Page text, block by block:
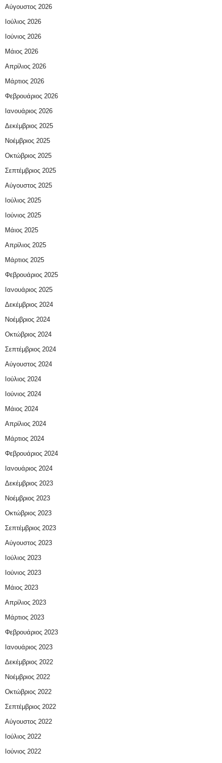
Αύγουστος 2026
Ιούλιος 2026
Ιούνιος 2026
Μάιος 2026
Απρίλιος 2026
Μάρτιος 2026
Φεβρουάριος 2026
Ιανουάριος 2026
Δεκέμβριος 2025
Νοέμβριος 2025
Οκτώβριος 2025
Σεπτέμβριος 2025
Αύγουστος 2025
Ιούλιος 2025
Ιούνιος 2025
Μάιος 2025
Απρίλιος 2025
Μάρτιος 2025
Φεβρουάριος 2025
Ιανουάριος 2025
Δεκέμβριος 2024
Νοέμβριος 2024
Οκτώβριος 2024
Σεπτέμβριος 2024
Αύγουστος 2024
Ιούλιος 2024
Ιούνιος 2024
Μάιος 2024
Απρίλιος 2024
Μάρτιος 2024
Φεβρουάριος 2024
Ιανουάριος 2024
Δεκέμβριος 2023
Νοέμβριος 2023
Οκτώβριος 2023
Σεπτέμβριος 2023
Αύγουστος 2023
Ιούλιος 2023
Ιούνιος 2023
Μάιος 2023
Απρίλιος 2023
Μάρτιος 2023
Φεβρουάριος 2023
Ιανουάριος 2023
Δεκέμβριος 2022
Νοέμβριος 2022
Οκτώβριος 2022
Σεπτέμβριος 2022
Αύγουστος 2022
Ιούλιος 2022
Ιούνιος 2022